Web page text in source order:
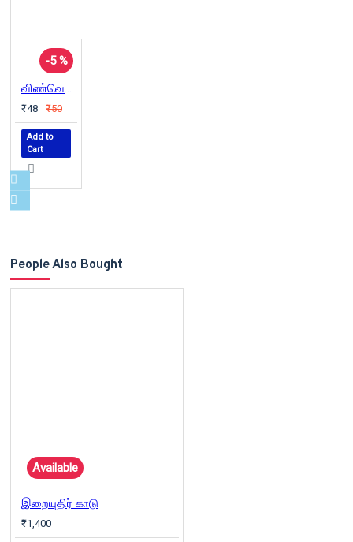
-5 %
விண்வெளிக்கு ஒரு புற வழிச்சாலை
₹48 ₹50
Add to
Cart
People Also Bought
Available
இறையுதிர் காடு
₹1,400